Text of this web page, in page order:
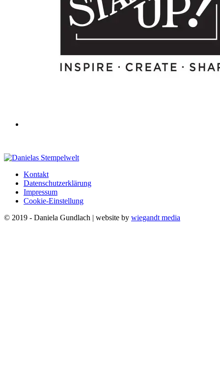
Kontakt
Datenschutzerklärung
Impressum
Cookie-Einstellung
© 2019 - Daniela Gundlach | website by wiegandt media